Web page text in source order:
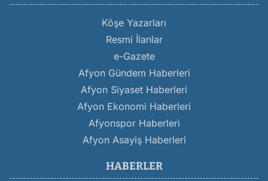
Köşe Yazarları
Resmi İlanlar
e-Gazete
Afyon Gündem Haberleri
Afyon Siyaset Haberleri
Afyon Ekonomi Haberleri
Afyonspor Haberleri
Afyon Asayiş Haberleri
HABERLER